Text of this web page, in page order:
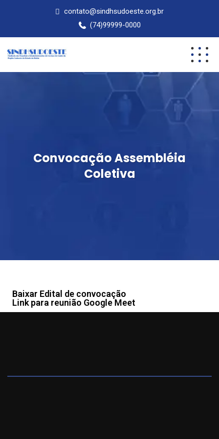
contato@sindhsudoeste.org.br
(74)99999-0000
Convocação Assembléia
Coletiva
Baixar Edital de convocação
Link para reunião Google Meet